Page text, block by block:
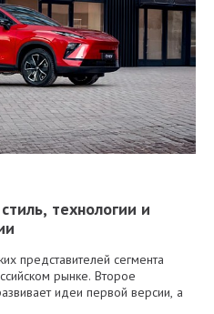
технологии и
представителей сегмента
рынке. Второе
идеи первой версии, а